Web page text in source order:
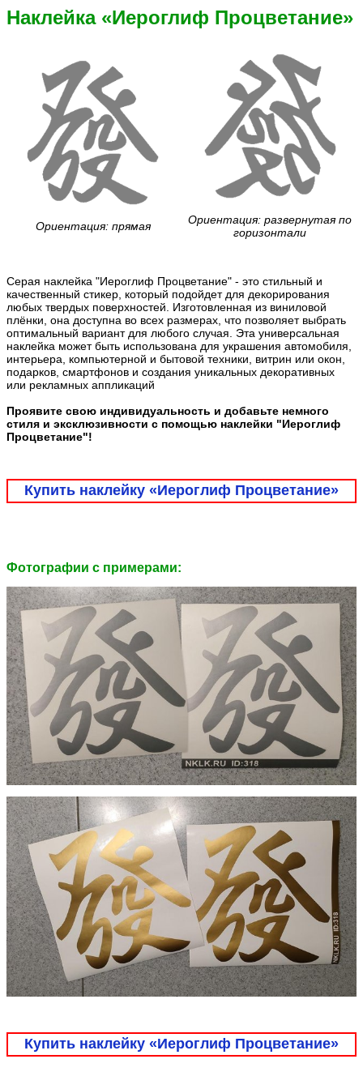
Наклейка «Иероглиф Процветание»
Ориентация: прямая
Ориентация: развернутая по
горизонтали
Серая наклейка "Иероглиф Процветание" - это стильный и
качественный стикер, который подойдет для декорирования
любых твердых поверхностей. Изготовленная из виниловой
плёнки, она доступна во всех размерах, что позволяет выбрать
оптимальный вариант для любого случая. Эта универсальная
наклейка может быть использована для украшения автомобиля,
интерьера, компьютерной и бытовой техники, витрин или окон,
подарков, смартфонов и создания уникальных декоративных
или рекламных аппликаций
Проявите свою индивидуальность и добавьте немного
стиля и эксклюзивности с помощью наклейки "Иероглиф
Процветание"!
Купить наклейку «Иероглиф Процветание»
Фотографии c примерами:
Купить наклейку «Иероглиф Процветание»